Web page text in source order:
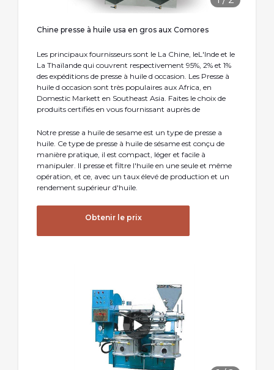
Chine presse à huile usa en gros aux Comores
Les principaux fournisseurs sont le La Chine, leL'Inde et le
La Thaïlande qui couvrent respectivement 95%, 2% et 1%
des expéditions de presse à huile d occasion. Les Presse à
huile d occasion sont très populaires aux Africa, en
Domestic Markett en Southeast Asia. Faites le choix de
produits certifiés en vous fournissant auprès de
Notre presse a huile de sesame est un type de presse a
huile. Ce type de presse à huile de sésame est conçu de
manière pratique, il est compact, léger et facile à
manipuler. Il presse et filtre l'huile en une seule et même
opération, et ce, avec un taux élevé de production et un
rendement supérieur d'huile.
Obtenir le prix